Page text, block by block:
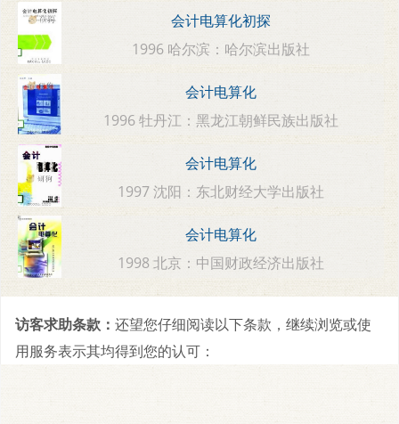
会计电算化初探
1996 哈尔滨：哈尔滨出版社
会计电算化
1996 牡丹江：黑龙江朝鲜民族出版社
会计电算化
1997 沈阳：东北财经大学出版社
会计电算化
1998 北京：中国财政经济出版社
访客求助条款： 还望您仔细阅读以下条款，继续浏览或使
用服务表示其均得到您的认可：